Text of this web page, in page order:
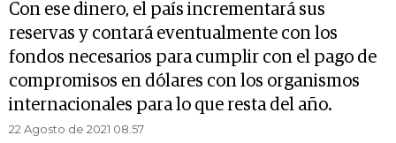
Con ese dinero, el país incrementará sus
reservas y contará eventualmente con los
fondos necesarios para cumplir con el pago de
compromisos en dólares con los organismos
internacionales para lo que resta del año.
22 Agosto de 2021 08.57